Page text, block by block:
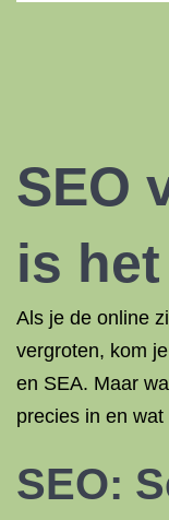
SEO
is
Als je de online
vergroten, kom
en SEA. Maar
precies in en
SEO: